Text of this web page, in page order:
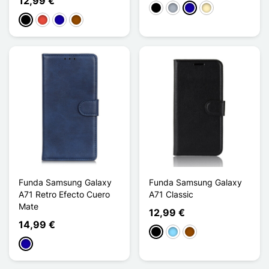
NegroRojoAzul oscuro
Marrón
NegroGris Azul oscuro
Marrón claro
Funda Samsung Galaxy
A71 Retro Efecto Cuero
Mate
14,99 €
Azul oscuro
Funda Samsung Galaxy
A71 Classic
12,99 €
NegroAzul claro
Marrón